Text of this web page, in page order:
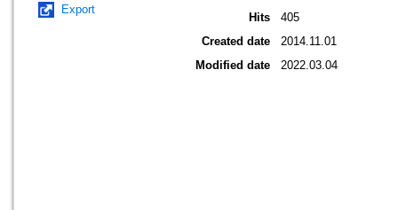
Export
Hits
405
Created date
2014.11.01
Modified date
2022.03.04